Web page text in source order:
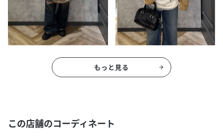
もっと見る
この店舗のコーディネート